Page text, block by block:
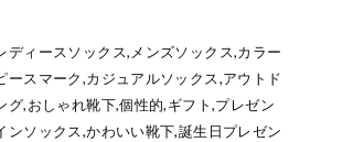
ィースソックス,メンズソックス,カラー
スマーク,カジュアルソックス,アウトド
,おしゃれ靴下,個性的,ギフト,プレゼン
ンソックス,かわいい靴下,誕生日プレゼン